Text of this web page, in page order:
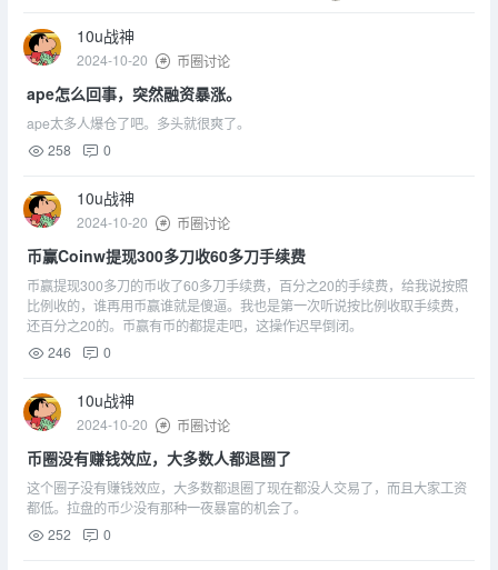
10u战神
2024-10-20 币圈讨论
ape怎么回事，突然融资暴涨。
ape太多人爆仓了吧。多头就很爽了。
258
0
10u战神
2024-10-20 币圈讨论
币赢Coinw提现300多刀收60多刀手续费
币赢提现300多刀的币收了60多刀手续费，百分之20的手续费，给我说按照
比例收的，谁再用币赢谁就是傻逼。我也是第一次听说按比例收取手续费，
还百分之20的。币赢有币的都提走吧，这操作迟早倒闭。
246
0
10u战神
2024-10-20 币圈讨论
币圈没有赚钱效应，大多数人都退圈了
这个圈子没有赚钱效应，大多数都退圈了现在都没人交易了，而且大家工资
都低。拉盘的币少没有那种一夜暴富的机会了。
252
0